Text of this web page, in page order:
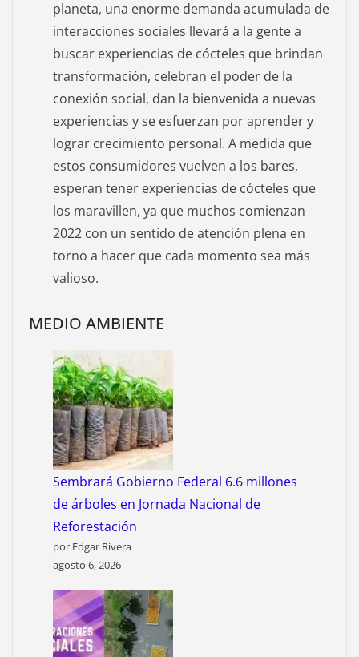
planeta, una enorme demanda acumulada de
interacciones sociales llevará a la gente a
buscar experiencias de cócteles que brindan
transformación, celebran el poder de la
conexión social, dan la bienvenida a nuevas
experiencias y se esfuerzan por aprender y
lograr crecimiento personal. A medida que
estos consumidores vuelven a los bares,
esperan tener experiencias de cócteles que
los maravillen, ya que muchos comienzan
2022 con un sentido de atención plena en
torno a hacer que cada momento sea más
valioso.
MEDIO AMBIENTE
Sembrará Gobierno Federal 6.6 millones
de árboles en Jornada Nacional de
Reforestación
por Edgar Rivera
agosto 6, 2026